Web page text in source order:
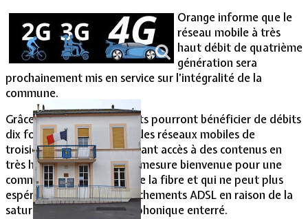
Vie Municipale
Orange informe que le
réseau mobile à très
haut débit de quatrième
génération sera
prochainement mis en service sur l’intégralité de la
commune.
Grâce à ce réseau, les clients pourront bénéficier de débits
dix fois supérieurs à ceux des réseaux mobiles de
troisième génération, ouvrant accès à des contenus en
très haute définition. Une mesure bienvenue pour une
commune dans l’attente de la fibre et qui ne peut plus
espérer de nouveaux branchements ADSL en raison de la
saturation d’un câble téléphonique enterré.